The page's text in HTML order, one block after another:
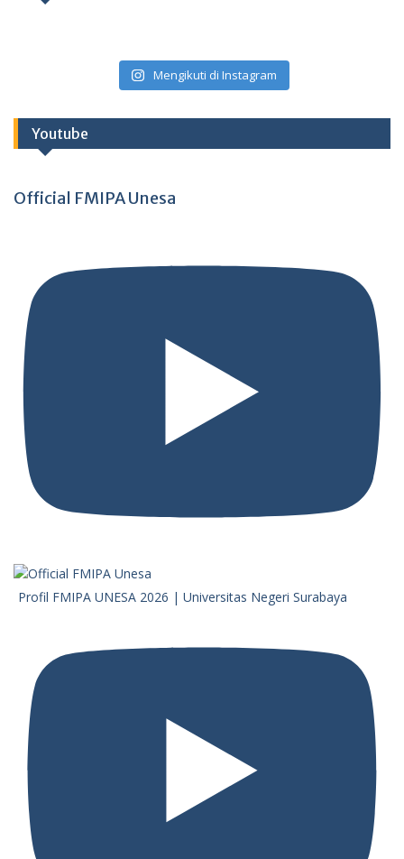
Mengikuti di Instagram
Youtube
Official FMIPA Unesa
Profil FMIPA UNESA 2026 | Universitas Negeri Surabaya